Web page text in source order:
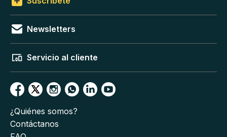
Newsletters
Servicio al cliente
¿Quiénes somos?
Contáctanos